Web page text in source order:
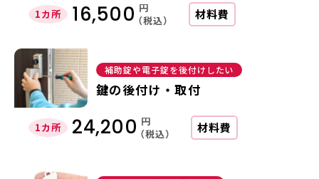
1カ所 16,500 円
（税込）
材料費
補助錠や電子錠を後付けしたい
鍵の後付け・取付
1カ所 24,200 円
（税込）
材料費